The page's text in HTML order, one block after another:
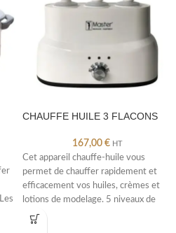
CHAUFFE HUILE 3 FLACONS
167,00 € HT
Cet appareil chauffe-huile vous
permet de chauffer rapidement et
efficacement vos huiles, crèmes et
lotions de modelage. 5 niveaux de